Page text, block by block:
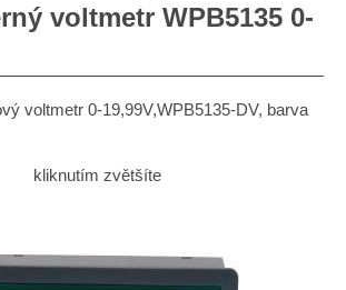
voltmetr WPB5135 0-
voltmetr 0-19,99V,WPB5135-DV, barva
kliknutím zvětšíte